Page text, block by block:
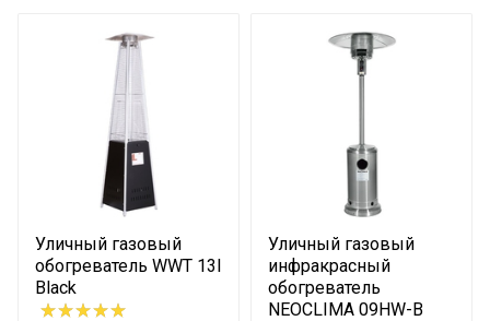
магистральный газ
подключение баллонов от 5-
Диаметр обогрева
Высота (мм)
Масса нетто (кг)
28
Уличный газовый
обогреватель WWT 13I
Black
Уличный газовый
инфракрасный
обогреватель
NEOCLIMA 09HW-B